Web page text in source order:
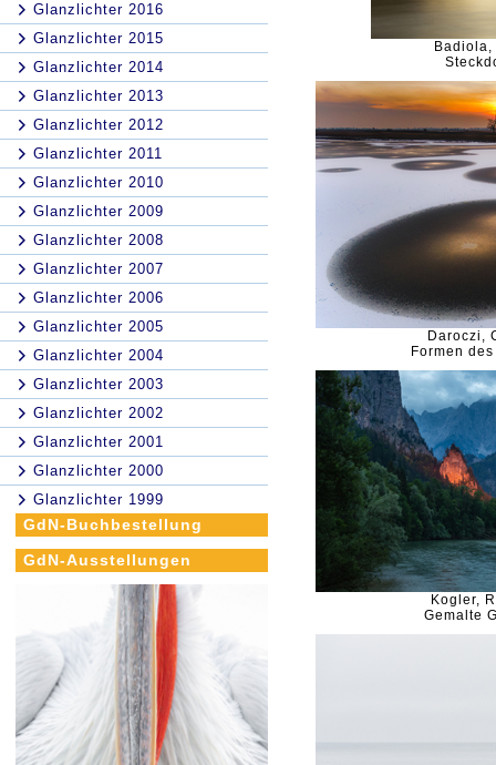
Glanzlichter 2016
Glanzlichter 2015
Glanzlichter 2014
Glanzlichter 2013
Glanzlichter 2012
Glanzlichter 2011
Glanzlichter 2010
Glanzlichter 2009
Glanzlichter 2008
Glanzlichter 2007
Glanzlichter 2006
Glanzlichter 2005
Glanzlichter 2004
Glanzlichter 2003
Glanzlichter 2002
Glanzlichter 2001
Glanzlichter 2000
Glanzlichter 1999
GdN-Buchbestellung
GdN-Ausstellungen
Badiola,
Daroczi,
Formen
Kogler,
Gemalte